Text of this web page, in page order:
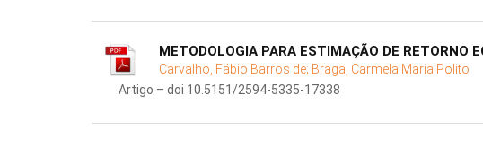
METODOLOGIA PARA ESTIMAÇÃO DE RETORNO
Carvalho, Fábio Barros de; Braga, Carmela Maria Polito
Artigo – doi 10.5151/2594-5335-17338